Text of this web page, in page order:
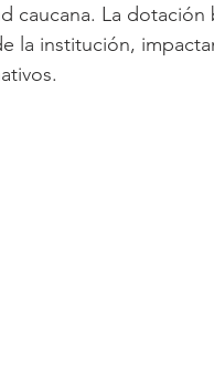
caucana. La
la institución,